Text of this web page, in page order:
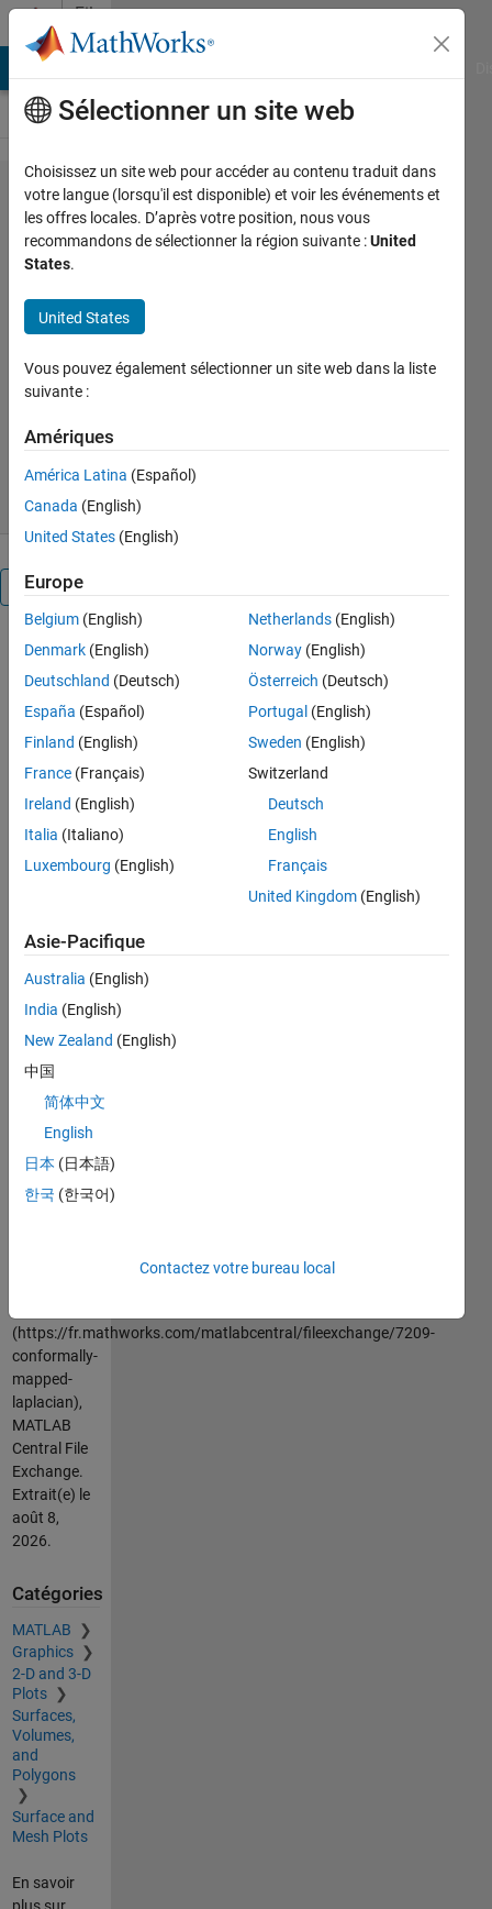
Passer au contenu
File
Exchange
Conformally
Mapped
Compute eigenfunctions of the
laplacian on a conformally mapped
Greg von Winckel
2,7K téléchargements
22 mars 2005
Présentation
This script
mapping
and
collocation
to compute
the
eigenfunctions
of the 2D
square. The
example
shown in the
picture is
sqdirichlet(16,sin((1+i+tanh(z)/3)^2/3))
Citation
pour cette
source
Greg von
(https://fr.mathworks.com/matlabcentral/fileexchange/7209-
conformally-
mapped-
laplacian),
MATLAB
Central File
Exchange.
Extrait(e) le
août 8,
2026.
Catégories
MATLAB
Graphics
2-D and 3-D
Plots
Surfaces,
Volumes,
and
Polygons
Surface and
Mesh Plots
En savoir
plus sur
Sélectionner un site web
Choisissez un site web pour accéder au contenu traduit dans
votre langue (lorsqu'il est disponible) et voir les événements et
les offres locales. D’après votre position, nous vous
recommandons de sélectionner la région suivante :United
States.
United States
Vous pouvez également sélectionner un site web dans la liste
suivante :
Amériques
América Latina (Español)
Canada (English)
United States (English)
Europe
Belgium (English)
Denmark (English)
Deutschland (Deutsch)
España (Español)
Finland (English)
France (Français)
Ireland (English)
Italia (Italiano)
Luxembourg (English)
Netherlands (English)
Norway (English)
Österreich (Deutsch)
Portugal (English)
Sweden (English)
Switzerland
Deutsch
English
Français
United Kingdom (English)
Asie-Pacifique
Australia (English)
India (English)
New Zealand (English)
中国
简体中文
English
日本 (日本語)
한국 (한국어)
Contactez votre bureau local